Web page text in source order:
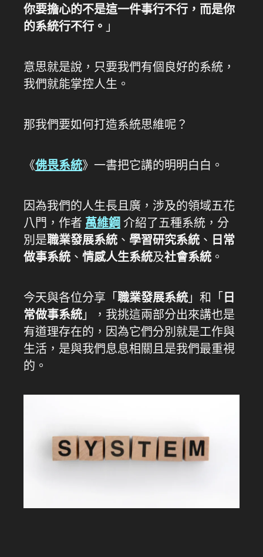
你要擔心的不是這一件事行不行，而是你
的系統行不行。 」
意思就是說，只要我們有個良好的系統，
我們就能掌控人生。
那我們要如何打造系統思維呢？
《佛畏系統》一書把它講的明明白白。
因為我們的人生長且廣，涉及的領域五花
八門，作者 萬維鋼 介紹了五種系統，分
別是職業發展系統 、 學習研究系統 、 日常
做事系統 、 情感人生系統及社會系統 。
今天與各位分享「 職業發展系統 」和「 日
常做事系統 」，我挑這兩部分出來講也是
有道理存在的，因為它們分別就是工作與
生活，是與我們息息相關且是我們最重視
的。